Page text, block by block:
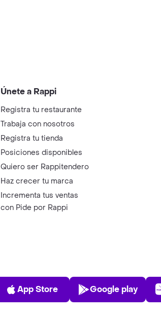
Únete a Rappi
Registra tu restaurante
Trabaja con nosotros
Registra tu tienda
Posiciones disponibles
Quiero ser Rappitendero
Haz crecer tu marca
Incrementa tus ventas
con Pide por Rappi
App Store
App Store
Play Store
Google play